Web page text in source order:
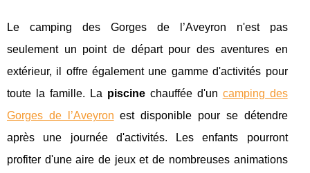
Le camping des Gorges de l’Aveyron n'est pas
seulement un point de départ pour des aventures en
extérieur, il offre également une gamme d'activités pour
toute la famille. La piscinechauffée d'un camping des
Gorges de l’Aveyron est disponible pour se détendre
après une journée d'activités. Les enfants pourront
profiter d'une aire de jeux et de nombreuses animations